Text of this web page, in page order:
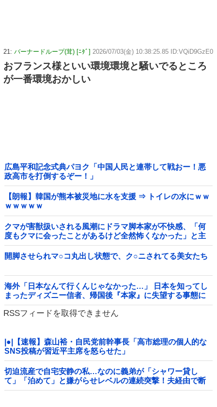
21: バーナードループ(茸) [ﾆﾀﾞ] 2026/07/03(金) 10:38:25.85 ID:VQiD9GzE0
おフランス様といい環境環境と騒いでるところ
が一番環境おかしい
広島平和記念式典パヨク「中国人民と連帯して戦おー！悪
政高市を打倒するぞー！」
【朗報】韓国が熊本被災地に水を支援 ⇒ トイレの水にｗｗ
ｗｗｗｗｗ
クマが害獣扱いされる風潮にドラマ脚本家が不快感、「何
度もクマに会ったことがあるけど全然怖くなかった」と主
張しており……他
開脚させられマ○コ丸出し状態で、ク○ニされてる美女たち
海外「日本なんて行くんじゃなかった…」 日本を知ってし
まったディズニー信者、帰国後『本家』に失望する事態に
RSSフィードを取得できません
|●|【速報】森山裕・自民党前幹事長「高市総理の個人的な
SNS投稿が習近平主席を怒らせた」
切迫流産で自宅安静の私…なのに義弟が「シャワー貸し
て」「泊めて」と嫌がらせレベルの連続突撃！夫経由で断
ると私に直接LINEしてきて絶句←大人しく自宅の風呂に入